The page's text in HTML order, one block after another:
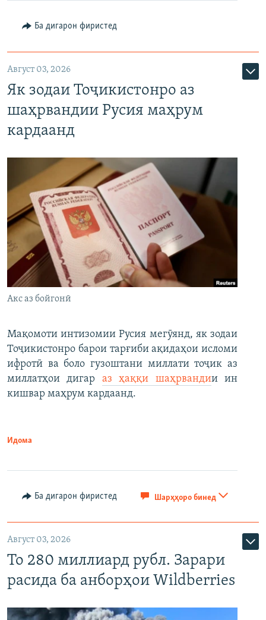
Ба дигарон фиристед
Август 03, 2026
Як зодаи Тоҷикистонро аз
шаҳрвандии Русия маҳрум
кардаанд
Акс аз бойгонӣ
Мақомоти интизомии Русия мегӯянд, як зодаи
Тоҷикистонро барои тарғиби ақидаҳои исломи
ифротӣ ва боло гузоштани миллати тоҷик аз
миллатҳои дигар аз ҳаққи шаҳрвандии ин
кишвар маҳрум кардаанд.
Идома
Ба дигарон фиристед Шарҳҳоро бинед
Август 03, 2026
То 280 миллиард рубл. Зарари
расида ба анборҳои Wildberries